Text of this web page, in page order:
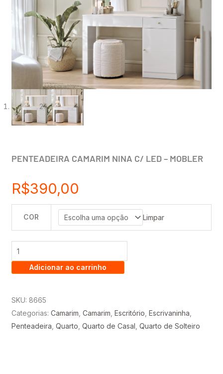
PENTEADEIRA CAMARIM NINA C/ LED – MOBLER
R$390,00
COR Limpar
PENTEADEIRA
CAMARIM
NINA
C/
Adicionar ao carrinho
SKU: 8665
Categorias: Camarim Camarim Escritório Escrivaninha
Penteadeira Quarto Quarto de Casal Quarto de Solteiro